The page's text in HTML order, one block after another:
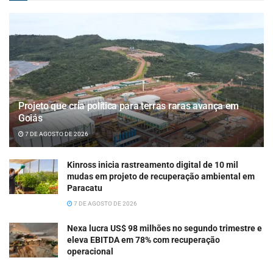
Projeto que cria política para terras raras avança em
Goiás
7 DE AGOSTO DE 2026
Kinross inicia rastreamento digital de 10 mil
mudas em projeto de recuperação ambiental em
Paracatu
7 DE AGOSTO DE 2026
Nexa lucra US$ 98 milhões no segundo trimestre e
eleva EBITDA em 78% com recuperação
operacional